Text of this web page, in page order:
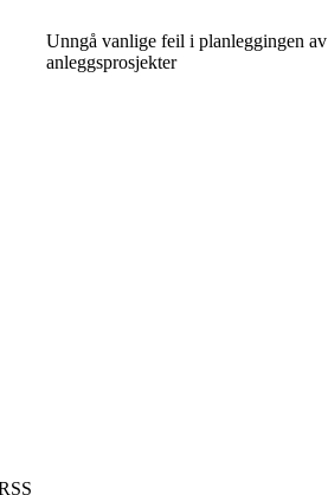
Unngå vanlige feil i planleggingen av
anleggsprosjekter